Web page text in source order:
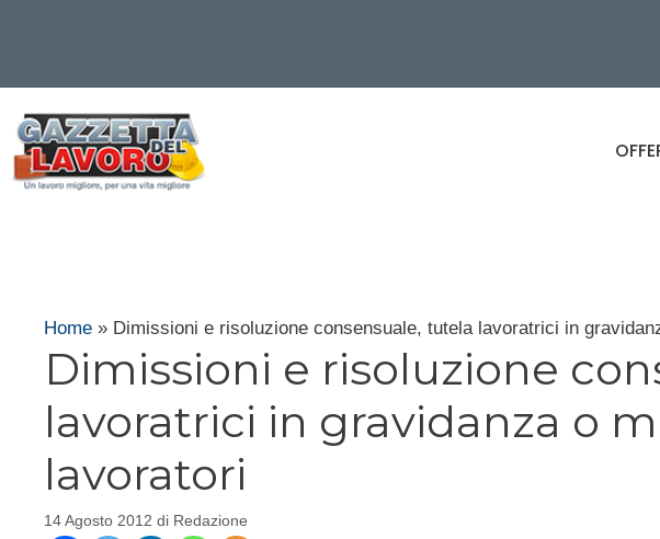
contenuto
Home » Dimissioni e risoluzione consensuale, tutela lavoratrici in
Dimissioni e risoluzione
lavoratrici in gravidanza o
lavoratori
14 Agosto 2012 di Redazione